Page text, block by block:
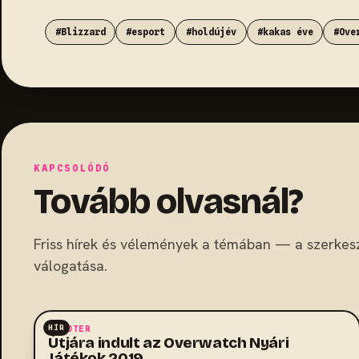
#Blizzard #esport #holdújév #kakas éve
KAPCSOLÓDÓ
Tovább olvasnál?
Friss hírek és vélemények a témában — a
válogatása.
HÍR
SHOOTER
Útjára indult az Overwatch Nyári